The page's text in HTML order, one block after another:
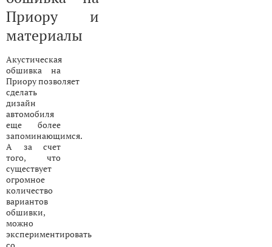
Приору и
материалы
Акустическая
обшивка на
Приору позволяет
сделать
дизайн
автомобиля
еще более
запоминающимся.
А за счет
того, что
существует
огромное
количество
вариантов
обшивки,
можно
экспериментировать